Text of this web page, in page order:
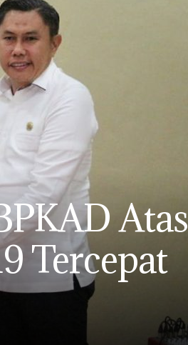
Atas
Tercepat